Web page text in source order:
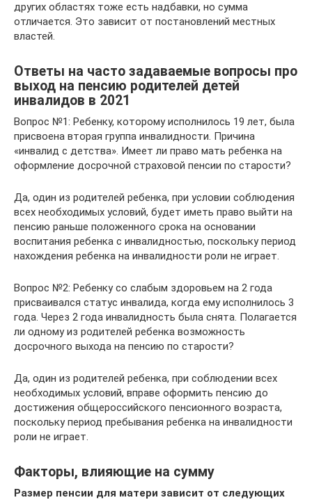
других областях тоже есть надбавки, но сумма
отличается. Это зависит от постановлений местных
властей.
Ответы на часто задаваемые вопросы про
выход на пенсию родителей детей
инвалидов в 2021
Вопрос №1: Ребенку, которому исполнилось 19 лет, была
присвоена вторая группа инвалидности. Причина
«инвалид с детства». Имеет ли право мать ребенка на
оформление досрочной страховой пенсии по старости?
Да, один из родителей ребенка, при условии соблюдения
всех необходимых условий, будет иметь право выйти на
пенсию раньше положенного срока на основании
воспитания ребенка с инвалидностью, поскольку период
нахождения ребенка на инвалидности роли не играет.
Вопрос №2: Ребенку со слабым здоровьем на 2 года
присваивался статус инвалида, когда ему исполнилось 3
года. Через 2 года инвалидность была снята. Полагается
ли одному из родителей ребенка возможность
досрочного выхода на пенсию по старости?
Да, один из родителей ребенка, при соблюдении всех
необходимых условий, вправе оформить пенсию до
достижения общероссийского пенсионного возраста,
поскольку период пребывания ребенка на инвалидности
роли не играет.
Факторы, влияющие на сумму
Размер пенсии для матери зависит от следующих